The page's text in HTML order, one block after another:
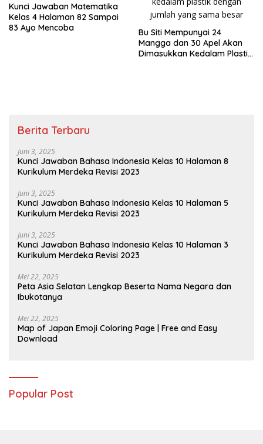
Kunci Jawaban Matematika
Kelas 4 Halaman 82 Sampai
83 Ayo Mencoba
Bu Siti Mempunyai 24
Mangga dan 30 Apel Akan
Dimasukkan Kedalam Plastik
Berita Terbaru
Juni 3, 2025
Kunci Jawaban Bahasa Indonesia Kelas 10 Halaman 8
Kurikulum Merdeka Revisi 2023
Juni 3, 2025
Kunci Jawaban Bahasa Indonesia Kelas 10 Halaman 5
Kurikulum Merdeka Revisi 2023
Juni 3, 2025
Kunci Jawaban Bahasa Indonesia Kelas 10 Halaman 3
Kurikulum Merdeka Revisi 2023
Mei 22, 2025
Peta Asia Selatan Lengkap Beserta Nama Negara dan
Ibukotanya
Mei 22, 2025
Map of Japan Emoji Coloring Page | Free and Easy
Download
Popular Post